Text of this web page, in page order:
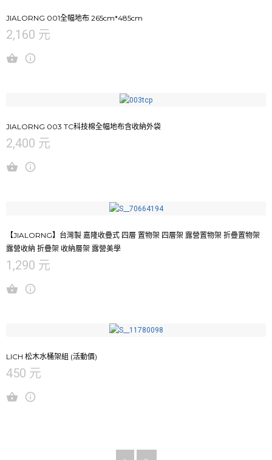
JIALORNG 001全幅地布 265cm*485cm
2,160 元
JIALORNG 003 TC科技棉全幅地布含收納外袋
2,400 元
【JIALORNG】台灣製 嘉隆收疊式 四層 置物架 四層架 露營置物架 折疊置物架
露營收納 折疊架 收納層架 露營美學
1,290 元
LICH 松木水桶架組 (活動價)
450 元